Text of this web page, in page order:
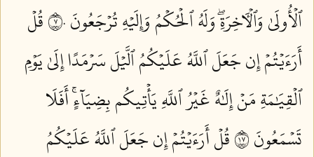
ٱلۡأُولَىٰ وَٱلۡأٓخِرَةِۖ وَلَهُ ٱلۡحُكۡمُ وَإِلَيۡهِ تُرۡجَعُونَ ٧٠
قُلۡ
أَرَءَيۡتُمۡ إِن جَعَلَ ٱللَّهُ عَلَيۡكُمُ ٱلَّيۡلَ سَرۡمَدًا إِلَىٰ يَوۡمِ
ٱلۡقِيَٰمَةِ مَنۡ إِلَٰهٌ غَيۡرُ ٱللَّهِ يَأۡتِيكُم بِضِيَآءٍۚ أَفَلَا
تَسۡمَعُونَ ٧١
قُلۡ أَرَءَيۡتُمۡ إِن جَعَلَ ٱللَّهُ عَلَيۡكُمُ